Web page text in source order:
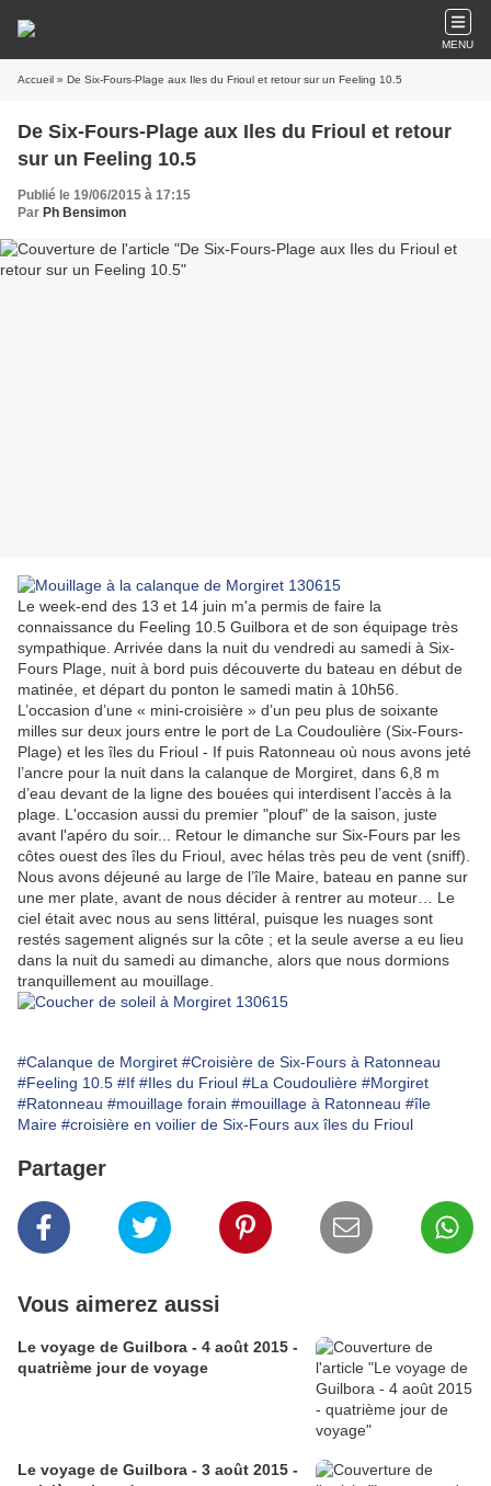
MENU
Accueil » De Six-Fours-Plage aux Iles du Frioul et retour sur un Feeling 10.5
De Six-Fours-Plage aux Iles du Frioul et retour
sur un Feeling 10.5
Publié le 19/06/2015 à 17:15
Par Ph Bensimon
Le week-end des 13 et 14 juin m'a permis de faire la
connaissance du Feeling 10.5 Guilbora et de son équipage très
sympathique. Arrivée dans la nuit du vendredi au samedi à Six-
Fours Plage, nuit à bord puis découverte du bateau en début de
matinée, et départ du ponton le samedi matin à 10h56.
L’occasion d’une « mini-croisière » d’un peu plus de soixante
milles sur deux jours entre le port de La Coudoulière (Six-Fours-
Plage) et les îles du Frioul - If puis Ratonneau où nous avons jeté
l’ancre pour la nuit dans la calanque de Morgiret, dans 6,8 m
d’eau devant de la ligne des bouées qui interdisent l’accès à la
plage. L'occasion aussi du premier "plouf" de la saison, juste
avant l'apéro du soir... Retour le dimanche sur Six-Fours par les
côtes ouest des îles du Frioul, avec hélas très peu de vent (sniff).
Nous avons déjeuné au large de l’île Maire, bateau en panne sur
une mer plate, avant de nous décider à rentrer au moteur… Le
ciel était avec nous au sens littéral, puisque les nuages sont
restés sagement alignés sur la côte ; et la seule averse a eu lieu
dans la nuit du samedi au dimanche, alors que nous dormions
tranquillement au mouillage.
#Calanque de Morgiret #Croisière de Six-Fours à Ratonneau
#Feeling 10.5 #If #Iles du Frioul #La Coudoulière #Morgiret
#Ratonneau #mouillage forain #mouillage à Ratonneau #île
Maire #croisière en voilier de Six-Fours aux îles du Frioul
Partager
Vous aimerez aussi
Le voyage de Guilbora - 4 août 2015 -
quatrième jour de voyage
Le voyage de Guilbora - 3 août 2015 -